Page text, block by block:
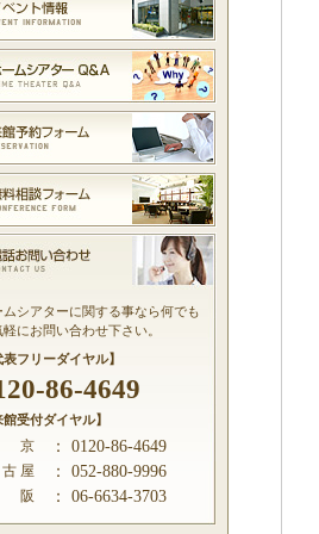
ムシアターに関する事なら何でも
軽にお問い合わせ下さい。
表フリーダイヤル】
86-4649
館受付ダイヤル】
京 ： 0120-86-4649
屋 ： 052-880-9996
阪 ： 06-6634-3703